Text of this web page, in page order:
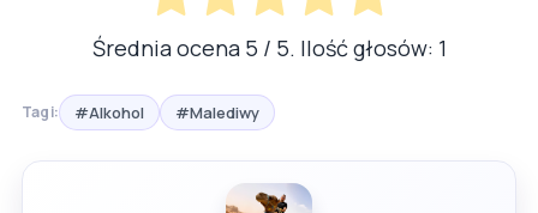
Średnia ocena 5 / 5. Ilość głosów: 1
Tagi: #Alkohol #Malediwy